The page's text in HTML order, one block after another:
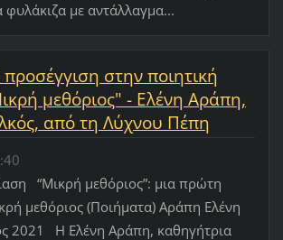
με αντάλλαγμα...
προσέγγιση στην ποιητική
μεθόριος" - Ελένη Αράπη,
από τη Λύχνου Πέπη
“Μικρή μεθόριος”: μια πρώτη
μεθόριος (Ποιήματα) Αράπη Ελένη
2021 Η Ελένη Αράπη, καθηγήτρια